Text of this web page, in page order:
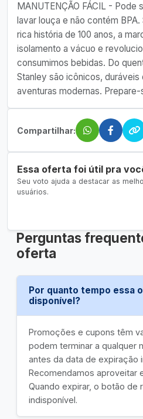
MANUTENÇÃO FÁCIL - Pode
lavar louça e não contém
rica história de 100 anos, a
isolamento a vácuo e
consumimos bebidas. Do
Stanley são icônicos, duráveis
aventuras modernas.
Compartilhar:
Essa oferta foi útil pra
Seu voto ajuda a destacar as
usuários.
Perguntas
oferta
Por quanto tempo essa
disponível?
Promoções e cupons têm
podem terminar a qualquer
antes da data de expiração
Recomendamos aproveitar
Quando expirar, o botão de
indisponível.